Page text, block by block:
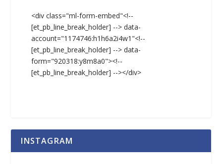
<div class="ml-form-embed"<!--
[et_pb_line_break_holder] --> data-
account="1174746:h1h6a2i4w1"<!--
[et_pb_line_break_holder] --> data-
form="920318:y8m8a0"><!--
[et_pb_line_break_holder] --></div>
INSTAGRAM